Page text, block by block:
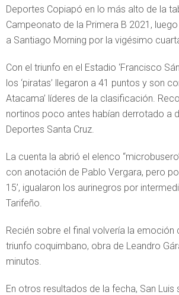
Deportes Copiapó en lo más alto de la
Campeonato de la Primera B 2021,
a Santiago Morning por la vigésimo
Con el triunfo en el Estadio ‘Francisco
los ‘piratas’ llegaron a 41 puntos y son
Atacama’ líderes de la clasificación.
nortinos poco antes habían derrotado a
Deportes Santa Cruz.
La cuenta la abrió el elenco
con anotación de Pablo Vergara, pero
15’, igualaron los aurinegros por
Tarifeño.
Recién sobre el final volvería la emoción
triunfo coquimbano, obra de Leandro
minutos.
En otros resultados de la fecha, San Luis